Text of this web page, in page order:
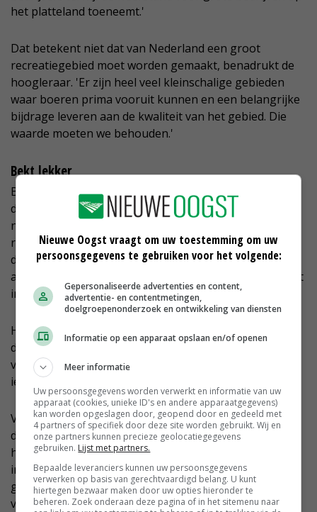
het platteland toeneemt.'
Dat betekent niet dat van Nederland een groot
recreatiegebied moet worden gemaakt, benadrukt de
hoogleraar. 'Er zijn heel veel kleinschalige gebieden
waar boeren prima vooruit kunnen en een belangrijke
bijdrage leveren aan de kwaliteit van het gebied. Die
waarde moeten we behouden.'
Bekt lekker
Bestuurder Trienke Elshof van LTO Nederland vindt
dat de partij te veel redeneert vanuit het stedelijke en
nog te weinig weet wat het inhoudt om een bedrijf te
runnen op het platteland. 'Dit kan een Jesse Klaver in
de grachtengordel roepen. Het bekt lekker bij de
achterban in de stad. Maar hiermee komen boeren niet
in beweging.'
Heel veel is gebaseerd op aannames, stelt Elshof. 'Van
de partij wordt meer inzicht en verantwoordelijkheid
verwacht, nu ze in meer gemeentebesturen zit. Dat is
iets anders dan roepen aan de zijlijn.'
Volgens de LTO Nederland-bestuurder weet de sector
dat deze op allerlei fronten moet veranderen, zoals op
het gebied van klimaat en biodiversiteit. 'We moeten
innoveren en investeren. Maar daarvoor is wel een
goed verdienmodel nodig, geen waarschuwend
vingertje. Daar kijkt de partij onvoldoende naar. Het is
Nieuwe Oogst vraagt om uw toestemming om uw
persoonsgegevens te gebruiken voor het volgende:
Gepersonaliseerde advertenties en content,
advertentie- en contentmetingen,
doelgroepenonderzoek en ontwikkeling van diensten
Informatie op een apparaat opslaan en/of openen
Meer informatie
Uw persoonsgegevens worden verwerkt en informatie van uw
apparaat (cookies, unieke ID's en andere apparaatgegevens)
kan worden opgeslagen door, geopend door en gedeeld met
4 partners of specifiek door deze site worden gebruikt. Wij en
onze partners kunnen precieze geolocatiegegevens
gebruiken. Lijst met partners.
Bepaalde leveranciers kunnen uw persoonsgegevens
verwerken op basis van gerechtvaardigd belang. U kunt
hiertegen bezwaar maken door uw opties hieronder te
beheren. Zoek onderaan deze pagina of in het sitemenu naar